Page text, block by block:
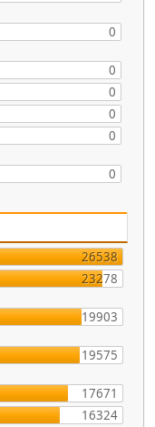
0
0
0
0
0
0
26538
23278
19903
19575
17671
16324